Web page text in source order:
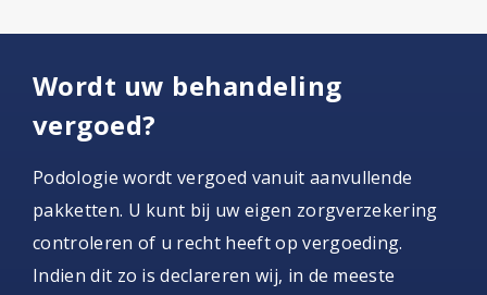
Wordt uw behandeling
vergoed?
Podologie wordt vergoed vanuit aanvullende
pakketten. U kunt bij uw eigen zorgverzekering
controleren of u recht heeft op vergoeding.
Indien dit zo is declareren wij, in de meeste